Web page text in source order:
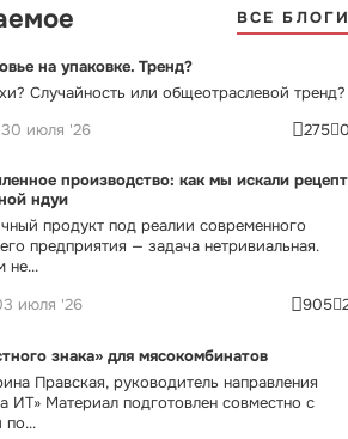
ВСЕ
на упаковке. Тренд?
Случайность или общеотраслевой тренд?
30 июля '26 275
производство: как мы искали рецепт
ндуи
продукт под реалии современного
предприятия — задача нетривиальная.
не...
июля '26 905
знака» для мясокомбинатов
Правская, руководитель направления
ИТ» Материал подготовлен совместно с
по...